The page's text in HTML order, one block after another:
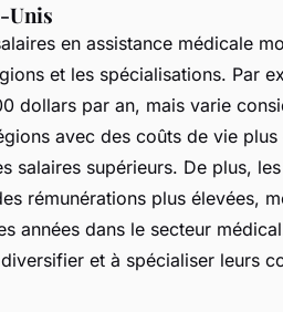
Unis
en assistance médicale
et les spécialisations. Par
dollars par an, mais varie
avec des coûts de vie
salaires supérieurs. De plus,
rémunérations plus élevées,
années dans le secteur
et à spécialiser leurs